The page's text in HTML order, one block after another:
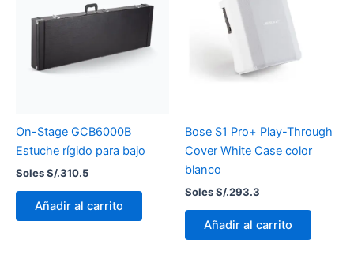
On-Stage GCB6000B
Estuche rígido para bajo
Soles S/.310.5
Añadir al carrito
Bose S1 Pro+ Play-Through
Cover White Case color
blanco
Soles S/.293.3
Añadir al carrito